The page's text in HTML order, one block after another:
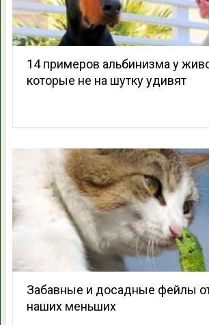
14 примеров альбинизма у
которые не на шутку удивят
Забавные и досадные фейлы
наших меньших